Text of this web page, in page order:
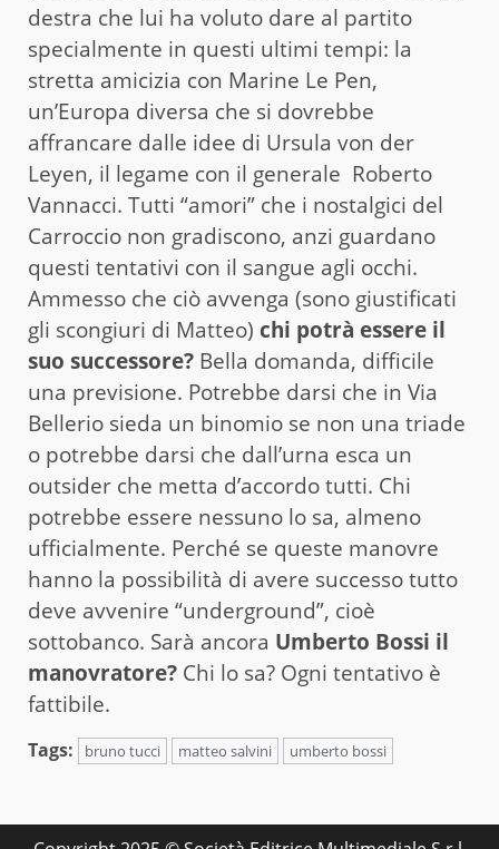
destra che lui ha voluto dare al partito
specialmente in questi ultimi tempi: la
stretta amicizia con Marine Le Pen,
un’Europa diversa che si dovrebbe
affrancare dalle idee di Ursula von der
Leyen, il legame con il generale Roberto
Vannacci. Tutti “amori” che i nostalgici del
Carroccio non gradiscono, anzi guardano
questi tentativi con il sangue agli occhi.
Ammesso che ciò avvenga (sono giustificati
gli scongiuri di Matteo) chi potrà essere il
suo successore? Bella domanda, difficile
una previsione. Potrebbe darsi che in Via
Bellerio sieda un binomio se non una triade
o potrebbe darsi che dall’urna esca un
outsider che metta d’accordo tutti. Chi
potrebbe essere nessuno lo sa, almeno
ufficialmente. Perché se queste manovre
hanno la possibilità di avere successo tutto
deve avvenire “underground”, cioè
sottobanco. Sarà ancora Umberto Bossi il
manovratore? Chi lo sa? Ogni tentativo è
fattibile.
Tags: bruno tucci matteo salvini umberto bossi